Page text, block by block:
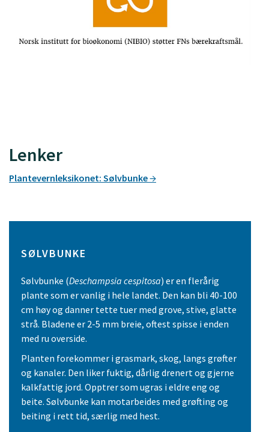
Lenker
Plantevernleksikonet: Sølvbunke
SØLVBUNKE
Sølvbunke (Deschampsia cespitosa) er en flerårig
plante som er vanlig i hele landet. Den kan bli 40-100
cm høy og danner tette tuer med grove, stive, glatte
strå. Bladene er 2-5 mm breie, oftest spisse i enden
med ru overside.
Planten forekommer i grasmark, skog, langs grøfter
og kanaler. Den liker fuktig, dårlig drenert og gjerne
kalkfattig jord. Opptrer som ugras i eldre eng og
beite. Sølvbunke kan motarbeides med grøfting og
beiting i rett tid, særlig med hest.